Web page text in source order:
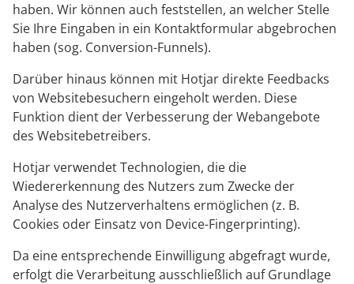
haben. Wir können auch feststellen, an welcher Stelle
Sie Ihre Eingaben in ein Kontaktformular abgebrochen
haben (sog. Conversion-Funnels).
Darüber hinaus können mit Hotjar direkte Feedbacks
von Websitebesuchern eingeholt werden. Diese
Funktion dient der Verbesserung der Webangebote
des Websitebetreibers.
Hotjar verwendet Technologien, die die
Wiedererkennung des Nutzers zum Zwecke der
Analyse des Nutzerverhaltens ermöglichen (z. B.
Cookies oder Einsatz von Device-Fingerprinting).
Da eine entsprechende Einwilligung abgefragt wurde,
erfolgt die Verarbeitung ausschließlich auf Grundlage